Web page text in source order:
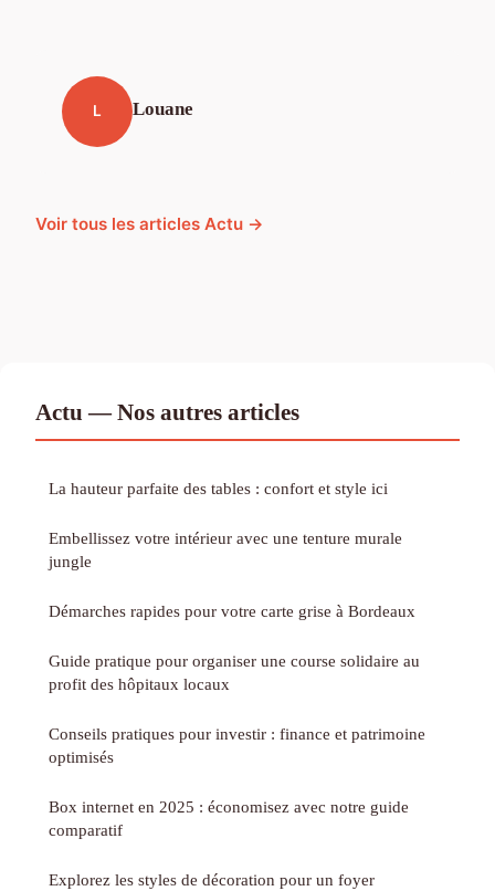
L Louane
Voir tous les articles Actu →
Actu — Nos autres articles
La hauteur parfaite des tables : confort et style ici
Embellissez votre intérieur avec une tenture murale
jungle
Démarches rapides pour votre carte grise à Bordeaux
Guide pratique pour organiser une course solidaire au
profit des hôpitaux locaux
Conseils pratiques pour investir : finance et patrimoine
optimisés
Box internet en 2025 : économisez avec notre guide
comparatif
Explorez les styles de décoration pour un foyer